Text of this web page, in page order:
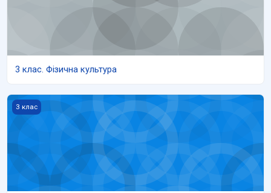
3 клас. Фізична культура
3 клас. Мистецтво. Дизайн та технології
3 клас